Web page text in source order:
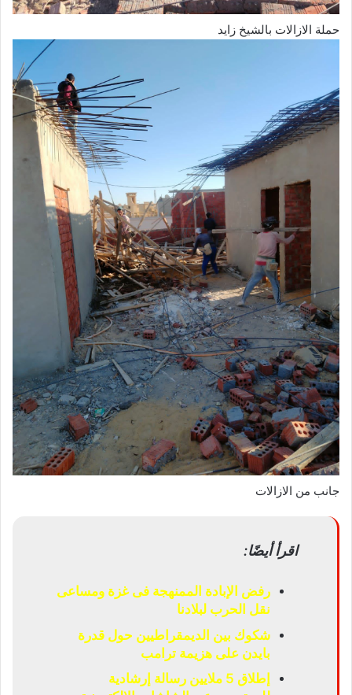
حملة الازالات بالشيخ زايد
جانب من الازالات
اقرأ أيضًا:
رفض الإبادة الممنهجة فى غزة ومساعى
نقل الحرب لبلادنا
شكوك بين الديمقراطيين حول قدرة
بايدن على هزيمة ترامب
إطلاق 5 ملايين رسالة إرشادية